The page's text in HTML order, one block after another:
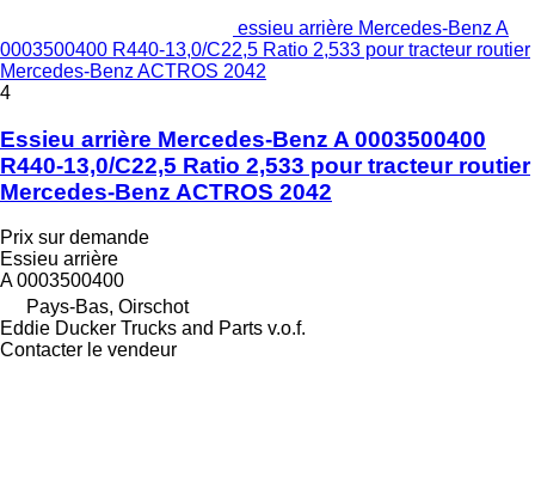
essieu arrière Mercedes-Benz A
0003500400 R440-13,0/C22,5 Ratio 2,533 pour tracteur routier
Mercedes-Benz ACTROS 2042
4
Essieu arrière Mercedes-Benz A 0003500400
R440-13,0/C22,5 Ratio 2,533 pour tracteur routier
Mercedes-Benz ACTROS 2042
Prix sur demande
Essieu arrière
A 0003500400
Pays-Bas, Oirschot
Eddie Ducker Trucks and Parts v.o.f.
Contacter le vendeur